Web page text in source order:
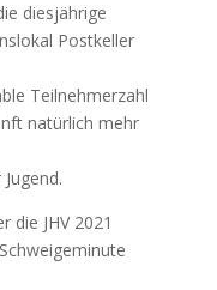
diesjährige
Postkeller
Teilnehmerzahl
natürlich mehr
die JHV 2021